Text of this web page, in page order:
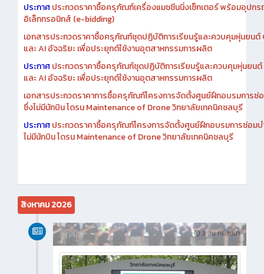
ประกาศประกวดราคาซื้อครุภัณฑ์เครื่องแมชชีนนิ่งเซ็กเตอร์ พร้อมอุปก
อิเล็กทรอนิกส์ (e-bidding)
เอกสารประกวดราคาซื้อครุภัณฑ์ชุดปฏิบัติการเรียนรู้และควบคุมหุ่นยน
และ AI อัจฉริยะ เพื่อประยุกต์ใช้งานอุตสาหกรรมการผลิต
ประกาศประกวดราคาซื้อครุภัณฑ์ชุดปฏิบัติการเรียนรู้และควบคุมหุ่นยน
และ AI อัจฉริยะ เพื่อประยุกต์ใช้งานอุตสาหกรรมการผลิต
เอกสารประกวดราคาการซื้อครุภัณฑ์โครงการจัดตั้งศูนย์ฝึกอบรมการซ่
ซึ่งไม่มีนักบิน โดรน Maintenance of Drone วิทยาลัยเทคนิคชลบุรี
ประกาศประกวดราคาซื้อครุภัณฑ์โครงการจัดตั้งศูนย์ฝึกอบรมการซ่อมบ
ไม่มีนักบิน โดรน Maintenance of Drone วิทยาลัยเทคนิคชลบุรี
สิงหาคม 2026
3 วัน ที่ผ่านมา
新闻